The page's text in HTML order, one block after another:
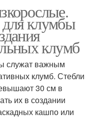
клумбы
клумб
служат важным
клумб. Стебли
30 см в
их в создании
кашпо или